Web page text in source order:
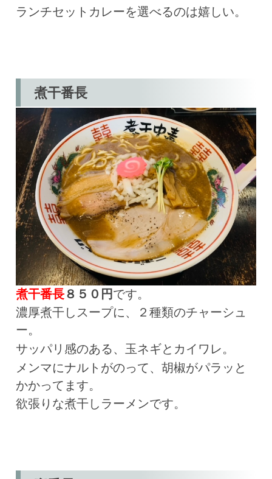
ランチセットカレーを選べるのは嬉しい。
煮干番長
煮干番長８５０円です。
濃厚煮干しスープに、２種類のチャーシュ
ー。
サッパリ感のある、玉ネギとカイワレ。
メンマにナルトがのって、胡椒がパラッと
かかってます。
欲張りな煮干しラーメンです。